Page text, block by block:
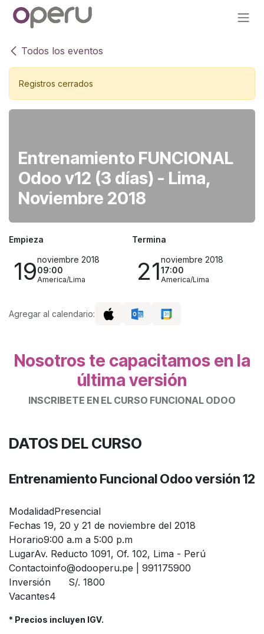
Ir al contenido
Todos los eventos
Registros cerrados
Entrenamiento FUNCIONAL
Odoo v12 (3 días) - Lima,
Noviembre 2018
Empieza
19noviembre 2018
09:00
America/Lima
Termina
21noviembre 2018
17:00
America/Lima
Agregar al calendario:
Nosotros te capacitamos en la
última versión
INSCRIBETE EN EL CURSO FUNCIONAL ODOO
DATOS DEL CURSO
Entrenamiento FuncionalOdoo versión 12
ModalidadPresencial
Fechas 19, 20 y 21 de noviembre del 2018
Horario9:00 a.m a 5:00 p.m
LugarAv. Reducto 1091, Of. 102, Lima - Perú
Contactoinfo@odooperu.pe | 991175900
Inversión
S/. 1800
Vacantes4
* Precios incluyen IGV.